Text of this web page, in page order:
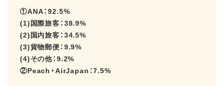
①ANA：92.5%
(1)国際旅客：38.9%
(2)国内旅客：34.5%
(3)貨物郵便：9.9%
(4)その他：9.2%
②Peach・AirJapan：7.5%